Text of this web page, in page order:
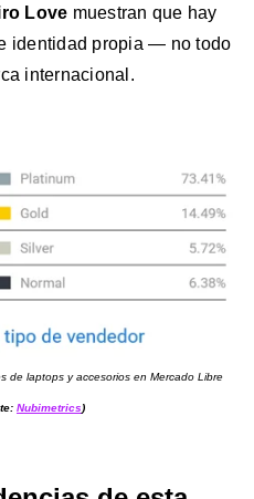
Love muestran que hay
identidad propia — no todo
internacional.
de laptops y accesorios en Mercado Libre
Nubimetrics)